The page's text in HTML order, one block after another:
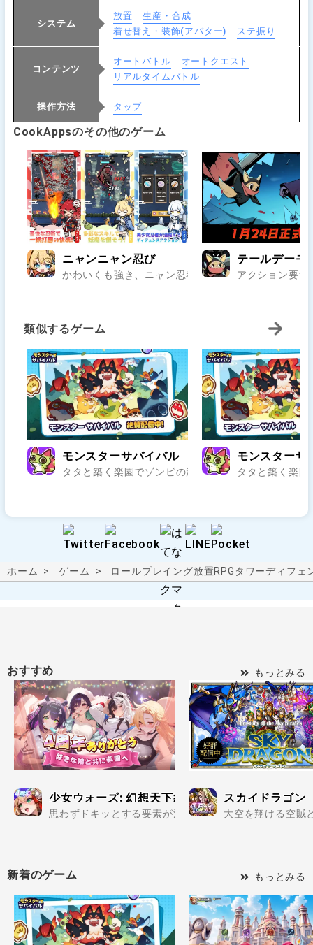
システム
放置
生産・合成
着せ替え・装飾(アバター)
ステ振り
コンテンツ
オートバトル
オートクエスト
リアルタイムバトル
操作方法 タップ
CookAppsのその他のゲーム
ニャンニャン忍び
かわいくも強き、ニャン忍者参上！和の世界で忍術
テールデーモ
アクション要
類似するゲーム
モンスターサバイバル
タタと築く楽園でゾンビの波を迎え撃て..
モンスターサ
タタと築く楽
ホーム ゲーム ロールプレイング放置RPG タワーディフェ
おすすめ もっとみる
少女ウォーズ: 幻想天下統一戦
思わずドキッとする要素が満載の美少女だらけで楽し
スカイドラゴン
大空を翔ける空賊
新着のゲーム もっとみる